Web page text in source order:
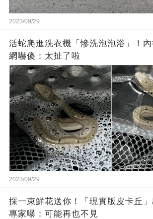
2023/09/29
活蛇爬進洗衣機「慘洗泡泡浴」！內
網嚇傻：太扯了啦
2023/09/29
採一束鮮花送你！「現實版皮卡丘」
專家曝：可能再也不見